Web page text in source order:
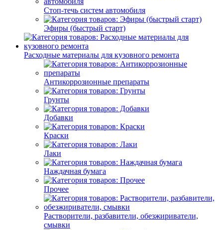
Стоп-течь систем автомобиля
Эфиры (быстрый старт)
Расходные материалы для кузовного ремонта
Антикоррозионные препараты
Грунты
Добавки
Краски
Лаки
Наждачная бумага
Прочее
Растворители, разбавители, обезжириватели,
смывки